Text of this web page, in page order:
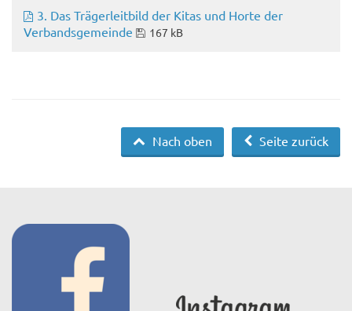
3. Das Trägerleitbild der Kitas und Horte der
Verbandsgemeinde
167 kB
Seite zurück
Nach oben